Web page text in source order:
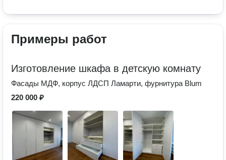
Примеры работ
Изготовление шкафа в детскую комнату
Фасады МДФ, корпус ЛДСП Ламарти, фурнитура Blum
220 000 ₽